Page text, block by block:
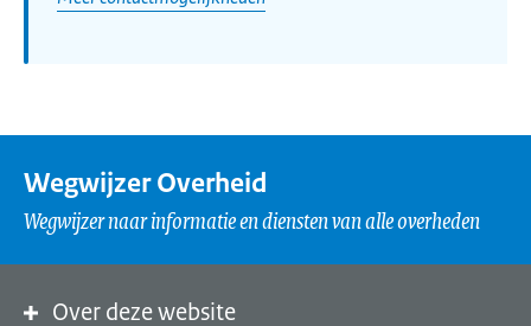
Wegwijzer Overheid
Wegwijzer naar informatie en diensten van alle overheden
Over deze website